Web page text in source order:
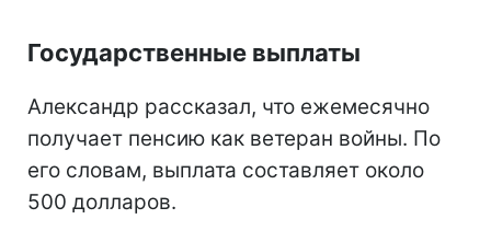
Государственные выплаты
Александр рассказал, что ежемесячно
получает пенсию как ветеран войны. По
его словам, выплата составляет около
500 долларов.